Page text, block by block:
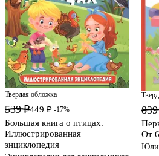
Твердая обложка
539 ₽449 ₽ -17%
Большая книга о птицах.
Иллюстрированная
энциклопедия
От